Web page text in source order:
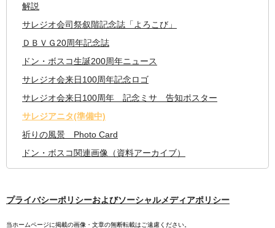
解説
サレジオ会司祭叙階記念誌「よろこび」
ＤＢＶＧ20周年記念誌
ドン・ボスコ生誕200周年ニュース
サレジオ会来日100周年記念ロゴ
サレジオ会来日100周年 記念ミサ 告知ポスター
サレジアニタ(準備中)
祈りの風景 Photo Card
ドン・ボスコ関連画像（資料アーカイブ）
プライバシーポリシーおよびソーシャルメディアポリシー
当ホームページに掲載の画像・文章の無断転載はご遠慮ください。